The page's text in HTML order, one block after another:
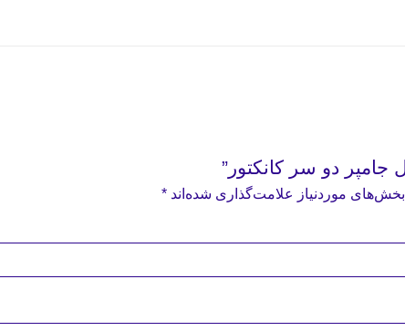
بخش‌های موردنیاز علامت‌گذاری شده‌اند*